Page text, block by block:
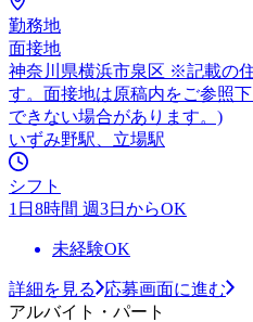
勤務地
面接地
神奈川県横浜市泉区 ※記載の
す。面接地は原稿内をご参照
できない場合があります。)
いずみ野駅、立場駅
シフト
1日8時間 週3日からOK
未経験OK
詳細を見る
応募画面に進む
アルバイト・パート